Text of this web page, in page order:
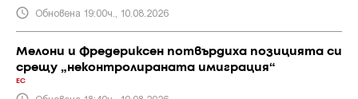
Обновена 19:00ч., 10.08.2026
Мелони и Фредериксен потвърдиха позицията си
срещу „неконтролираната имиграция“
ЕС